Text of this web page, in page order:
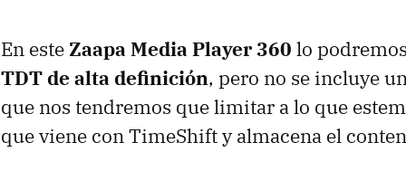
En este Zaapa Media Player 360 lo
TDTde alta definición, pero no se incluye
que nos tendremos que limitar a lo que
que viene con TimeShift y almacena el